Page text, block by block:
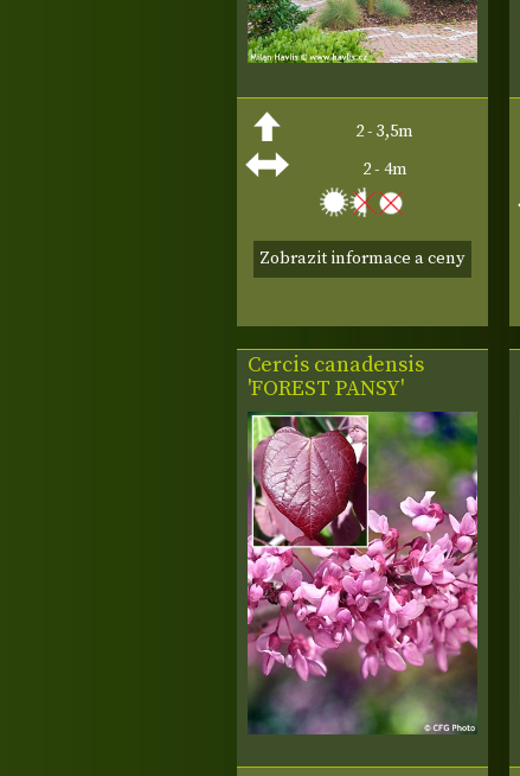
2 - 3,5m
2 - 4m
Zobrazit informace a ceny
Cercis canadensis
'FOREST PANSY'